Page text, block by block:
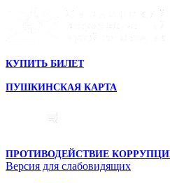
КУПИТЬ БИЛЕТ
ПУШКИНСКАЯ КАРТА
ПРОТИВОДЕЙСТВИЕ
Версия для слабовидящих